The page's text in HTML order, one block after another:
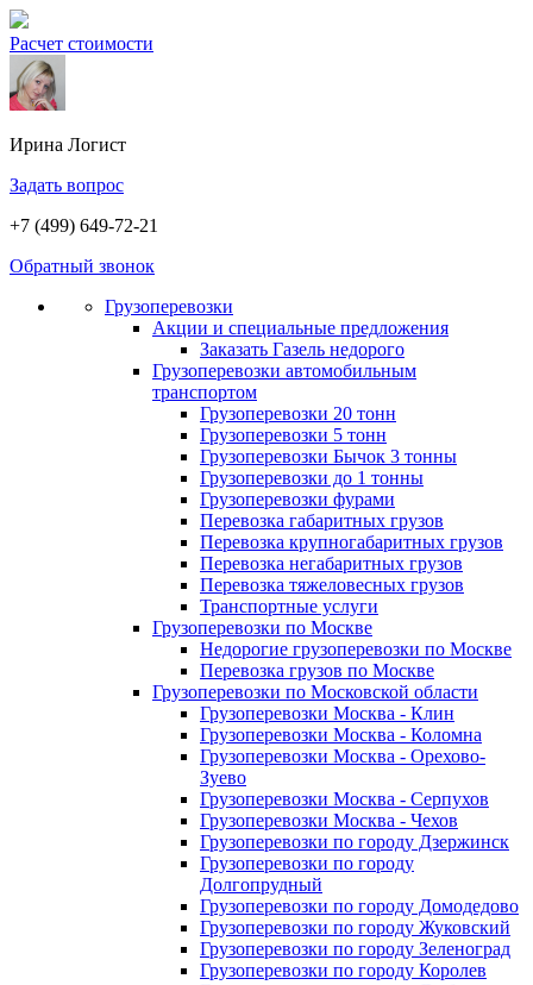
Расчет стоимости
Ирина Логист
Задать вопрос
+7 (499) 649-72-21
Обратный звонок
Грузоперевозки
Акции и специальные предложения
Заказать Газель недорого
Грузоперевозки автомобильным
транспортом
Грузоперевозки 20 тонн
Грузоперевозки 5 тонн
Грузоперевозки Бычок 3 тонны
Грузоперевозки до 1 тонны
Грузоперевозки фурами
Перевозка габаритных грузов
Перевозка крупногабаритных грузов
Перевозка негабаритных грузов
Перевозка тяжеловесных грузов
Транспортные услуги
Грузоперевозки по Москве
Недорогие грузоперевозки по Москве
Перевозка грузов по Москве
Грузоперевозки по Московской области
Грузоперевозки Москва - Клин
Грузоперевозки Москва - Коломна
Грузоперевозки Москва - Орехово-
Зуево
Грузоперевозки Москва - Серпухов
Грузоперевозки Москва - Чехов
Грузоперевозки по городу Дзержинск
Грузоперевозки по городу
Долгопрудный
Грузоперевозки по городу Домодедово
Грузоперевозки по городу Жуковский
Грузоперевозки по городу Зеленоград
Грузоперевозки по городу Королев